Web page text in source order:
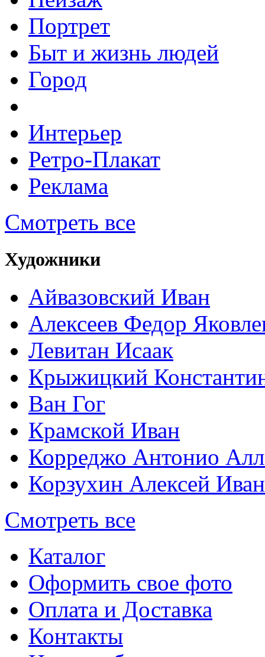
Портрет
Быт и жизнь людей
Город
Интерьер
Ретро-Плакат
Реклама
Смотреть все
Художники
Айвазовский Иван
Алексеев Федор
Левитан Исаак
Крыжицкий
Ван Гог
Крамской Иван
Корреджо Антонио
Корзухин Алексей
Смотреть все
Каталог
Оформить свое фото
Оплата и Доставка
Контакты